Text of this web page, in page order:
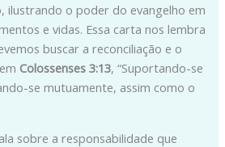
ilustrando o poder do evangelho em
e vidas. Essa carta nos lembra
buscar a reconciliação e o
Colossenses 3:13, “Suportando-se
se mutuamente, assim como o
sobre a responsabilidade que